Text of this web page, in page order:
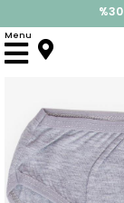
Menu
Anasayfa Pijama &